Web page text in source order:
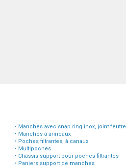
• Manches avec snap ring inox, joint feutre
• Manches à anneaux
• Poches filtrantes, à canaux
• Multipoches
• Châssis support pour poches filtrantes
• Paniers support de manches